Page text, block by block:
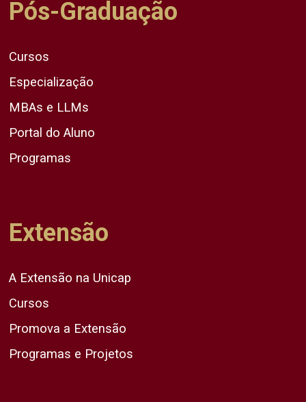
Pós-Graduação
Cursos
Especialização
MBAs e LLMs
Portal do Aluno
Programas
Extensão
A Extensão na Unicap
Cursos
Promova a Extensão
Programas e Projetos